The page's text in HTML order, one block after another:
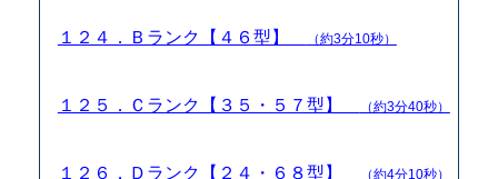
１２４．Ｂランク【４６型】 （約3分10秒）
１２５．Ｃランク【３５・５７型】 （約3分40秒）
１２６．Ｄランク【２４・６８型】 （約4分10秒）